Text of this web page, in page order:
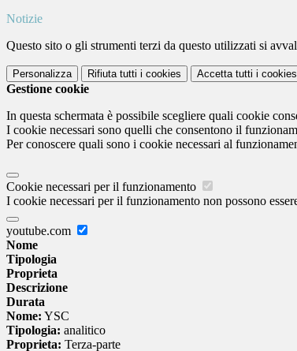
Notizie
Questo sito o gli strumenti terzi da questo utilizzati si
Personalizza Rifiuta tutti i cookies Accetta tutti i cookies
Gestione cookie
In questa schermata è possibile scegliere quali cookie
I cookie necessari sono quelli che consentono il
Per conoscere quali sono i cookie necessari al
Cookie necessari per il funzionamento
I cookie necessari per il funzionamento non possono
youtube.com
Nome
Tipologia
Proprieta
Descrizione
Durata
Nome: YSC
Tipologia: analitico
Proprieta: Terza-parte